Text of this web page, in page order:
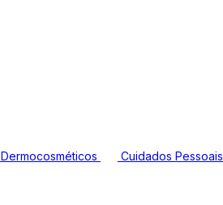
Dermocosméticos Cuidados Pessoais